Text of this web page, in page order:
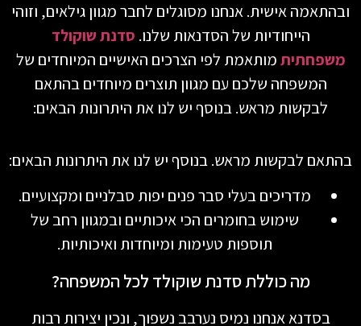
ובהתאמה אישית. אנחנו מסוגלים לחבר מגוון גילאים, וזוהי
הייחודיות של הסדנאות שלנו. סדנת שוקולד
משפחתיתמותאמת לפי הצרכים האישיים המיוחדים של
המשפחה שלכם עם מגוון תוצרים מיוחדים בהתאם
לבקשות מראש. בנוסף יש לנו את היתרונות הבאים:
בהתאם לבקשות מראש. בנוסף יש לנו את היתרונות הבאים:
מדריכים בעלי סבר פנים יפות סבלניים ומקצועיים.
שימוש בחומרים הכי איכותיים ובמגוון רחב של
תוספות טעימות ומיוחדות ואיכותיות.
מה כוללת סדנת שוקולד לכל המשפחה?
בסדנא אנחנו נמיס נערבב נשפוך, ונכין יצירות רבות